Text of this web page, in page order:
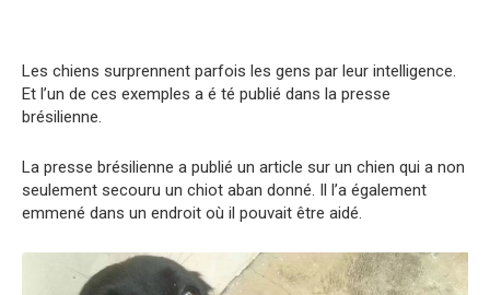
Les chiens surprennent parfois les gens par leur intelligence.
Et l’un de ces exemples a é té publié dans la presse
brésilienne.
La presse brésilienne a publié un article sur un chien qui a non
seulement secouru un chiot aban donné. Il l’a également
emmené dans un endroit où il pouvait être aidé.